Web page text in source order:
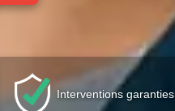
Interventions garanties